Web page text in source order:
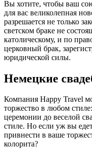
Вы хотите, чтобы ваш
для вас великолепная
разрешается не только
светском браке не
католическому, и по
церковный брак,
юридической силы.
Немецкие
Компания Happy Travel
торжество в любом
церемонии до веселой
стиле. Но если уж вы
привнести в ваше
колорита?